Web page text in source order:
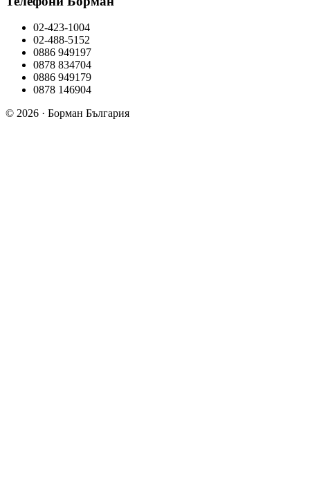
02-423-1004
02-488-5152
0886 949197
0878 834704
0886 949179
0878 146904
© 2026 · Борман България